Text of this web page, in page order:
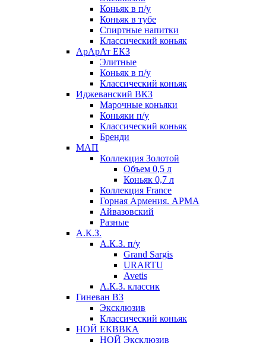
Коньяк в п/у
Коньяк в тубе
Спиртные напитки
Классический коньяк
АрАрАт ЕКЗ
Элитные
Коньяк в п/у
Классический коньяк
Иджеванский ВКЗ
Марочные коньяки
Коньяки п/у
Классический коньяк
Бренди
МАП
Коллекция Золотой
Объем 0,5 л
Коньяк 0,7 л
Коллекция France
Горная Армения. АРМА
Айвазовский
Разные
А.К.З.
А.К.З. п/у
Grand Sargis
URARTU
Avetis
А.К.З. классик
Гиневан ВЗ
Эксклюзив
Классический коньяк
НОЙ ЕКВВКА
НОЙ Эксклюзив